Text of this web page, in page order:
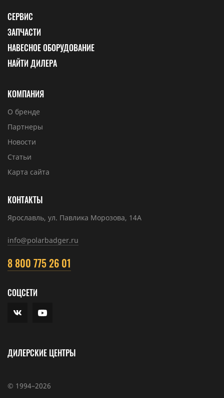
СЕРВИС
ЗАПЧАСТИ
НАВЕСНОЕ ОБОРУДОВАНИЕ
НАЙТИ ДИЛЕРА
КОМПАНИЯ
О бренде
Партнеры
Новости
Статьи
Карта сайта
КОНТАКТЫ
Ярославль, ул. Павлика Морозова, 14А
info@polarbadger.ru
8 800 775 26 01
СОЦСЕТИ
ДИЛЕРСКИЕ ЦЕНТРЫ
© 1994–2026